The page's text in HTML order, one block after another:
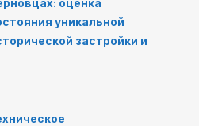
оценка
уникальной
застройки и